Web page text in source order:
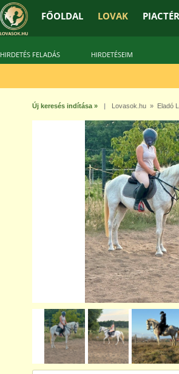
FŐOLDAL LOVAK PIACTÉR
HIRDETÉS FELADÁS HIRDETÉSEIM
Új keresés indítása » | Lovasok.hu» Eladó